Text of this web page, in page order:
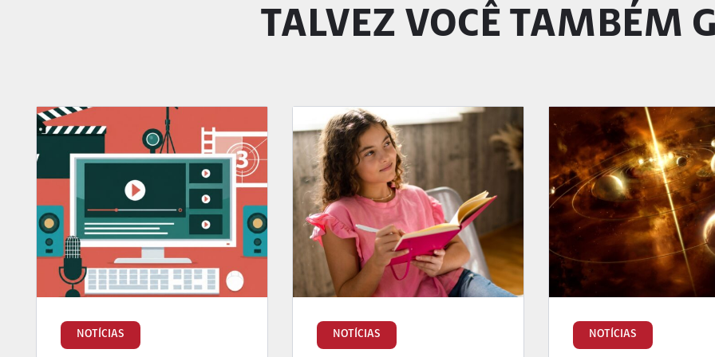
TALVEZ VOCÊ TAMBÉM
NOTÍCIAS NOTÍCIAS NOTÍCIAS